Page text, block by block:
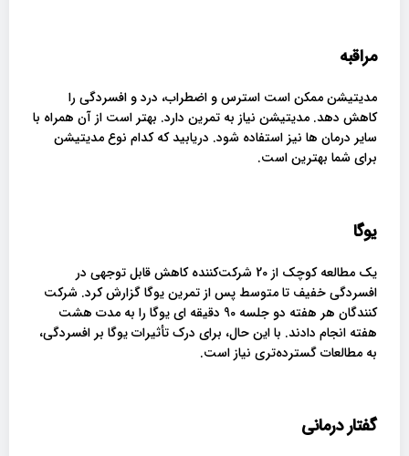
مراقبه
مدیتیشن ممکن است استرس و اضطراب، درد و افسردگی را
کاهش دهد. مدیتیشن نیاز به تمرین دارد. بهتر است از آن همراه با
سایر درمان ها نیز استفاده شود. دریابید که کدام نوع مدیتیشن
برای شما بهترین است.
یوگا
یک مطالعه کوچک از 20 شرکت‌کننده کاهش قابل توجهی در
افسردگی خفیف تا متوسط ​​پس از تمرین یوگا گزارش کرد. شرکت
کنندگان هر هفته دو جلسه 90 دقیقه ای یوگا را به مدت هشت
هفته انجام دادند. با این حال، برای درک تأثیرات یوگا بر افسردگی،
به مطالعات گسترده‌تری نیاز است.
گفتار درمانی